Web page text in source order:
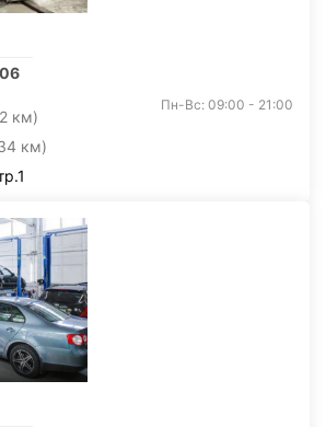
км)
км)
Пн-Вс: 09:00 - 21:00